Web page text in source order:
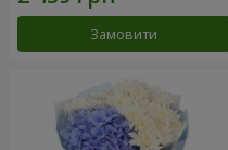
Замовити